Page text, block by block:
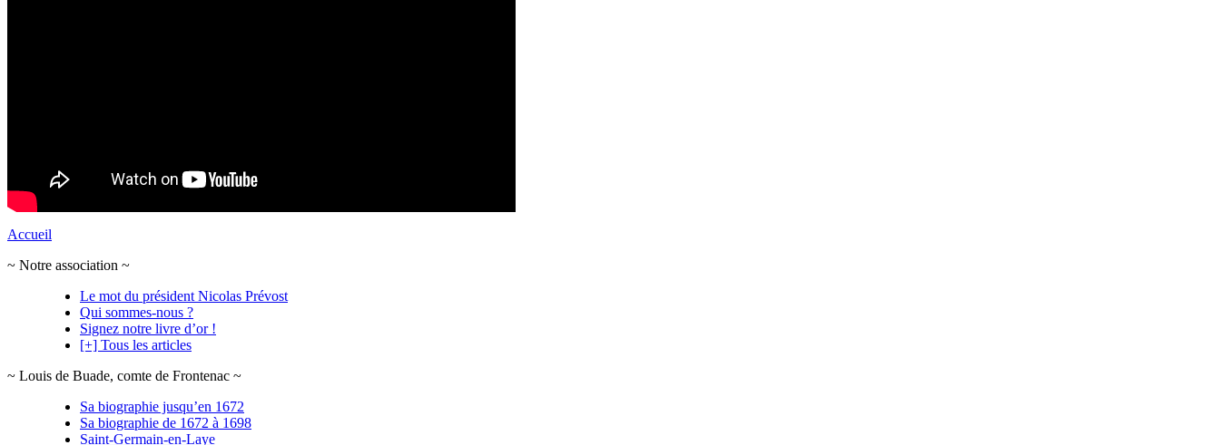
Accueil
~ Notre association ~
Le mot du président Nicolas Prévost
Qui sommes-nous ?
Signez notre livre d’or !
[+] Tous les articles
~ Louis de Buade, comte de Frontenac ~
Sa biographie jusqu’en 1672
Sa biographie de 1672 à 1698
Saint-Germain-en-Laye